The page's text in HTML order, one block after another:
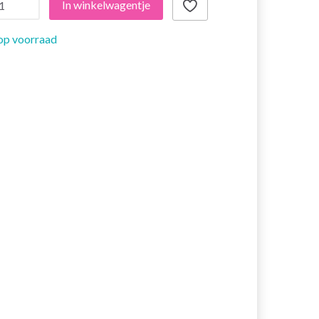
In winkelwagentje
voorraad